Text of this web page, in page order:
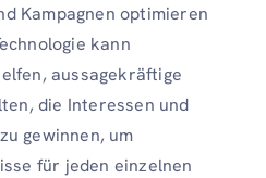
Kampagnen optimieren
kann
aussagekräftige
die Interessen und
gewinnen, um
für jeden einzelnen